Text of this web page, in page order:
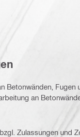
Betonwänden, Fugen
an
Zulassungen und